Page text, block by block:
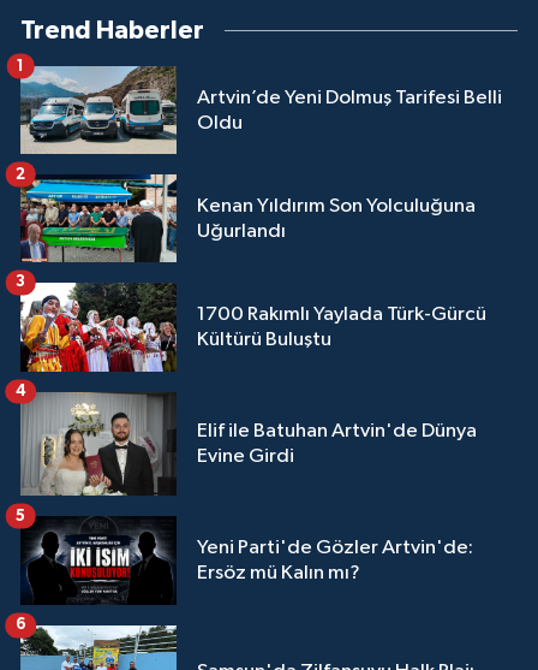
Trend Haberler
Artvin’de Yeni Dolmuş Tarifesi Belli
Oldu
1
Kenan Yıldırım Son Yolculuğuna
Uğurlandı
2
1700 Rakımlı Yaylada Türk-Gürcü
Kültürü Buluştu
3
Elif ile Batuhan Artvin'de Dünya
Evine Girdi
4
Yeni Parti'de Gözler Artvin'de:
Ersöz mü Kalın mı?
5
6